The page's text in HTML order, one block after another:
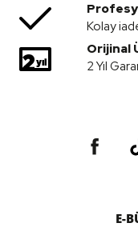
Kolay
Orijinal
2 Yıl
E-